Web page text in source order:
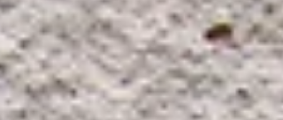
yerden bakabilsin.” Bu gerçekleşmediğinde
içimizde bir kırgınlık, yalnızlık ya da görülmeme
hissi oluşabiliyor. “Beni an